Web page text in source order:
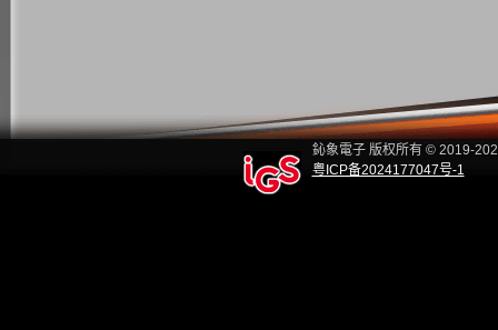
鈊象電子 版权所有© 2019-
粤ICP备2024177047号-1